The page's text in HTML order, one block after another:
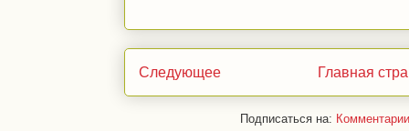
Следующее Главная
Подписаться на: